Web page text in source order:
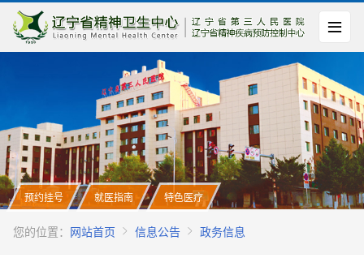
预约挂号 就医指南 特色医疗
您的位置： 网站首页 信息公告 政务信息